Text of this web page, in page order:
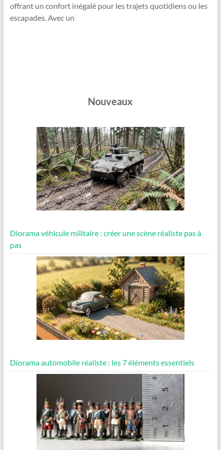
offrant un confort inégalé pour les trajets quotidiens ou les
escapades. Avec un
Nouveaux
Diorama véhicule militaire : créer une scène réaliste pas à
pas
Diorama automobile réaliste : les 7 éléments essentiels